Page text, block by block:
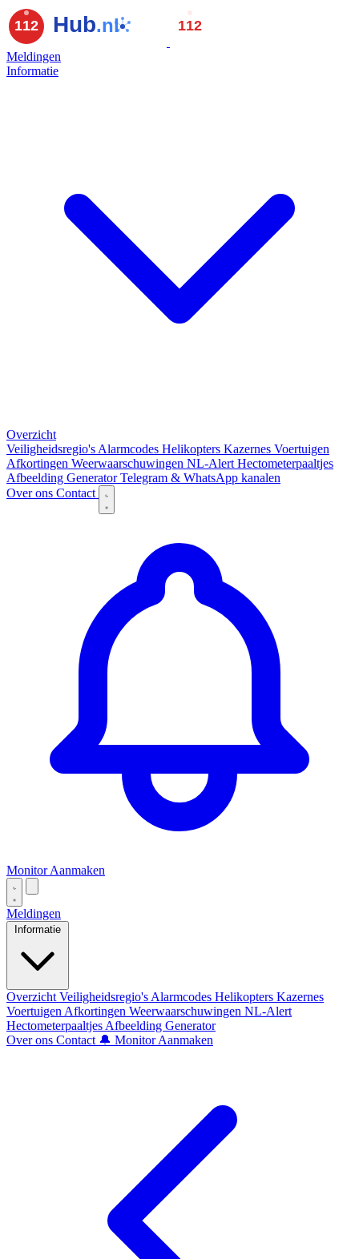
Meldingen
Informatie
Overzicht
Veiligheidsregio's Alarmcodes Helikopters Kazernes Voertuigen
Afkortingen Weerwaarschuwingen NL-Alert Hectometerpaaltjes
Afbeelding GeneratorTelegram & WhatsApp kanalen
Over ons Contact
Monitor Aanmaken
Meldingen
Informatie
Overzicht Veiligheidsregio's Alarmcodes Helikopters Kazernes
Voertuigen Afkortingen Weerwaarschuwingen NL-Alert
Hectometerpaaltjes Afbeelding Generator
Over ons Contact 🔔 Monitor Aanmaken